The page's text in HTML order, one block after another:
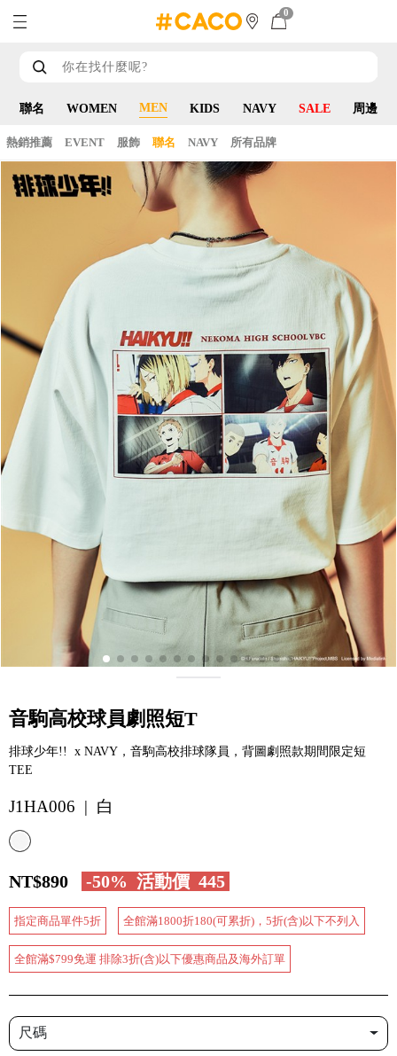
0
聯名 WOMEN MEN KIDS NAVY SALE 周邊
熱銷推薦 EVENT 服飾 聯名 NAVY 所有品牌
音駒高校球員劇照短T
排球少年!! x NAVY，音駒高校排球隊員，背圖劇照款期間限定短
TEE
J1HA006 | 白
NT$890 -50% 活動價 445
指定商品單件5折 全館滿1800折180(可累折)，5折(含)以下不列入
全館滿$799免運 排除3折(含)以下優惠商品及海外訂單
尺碼